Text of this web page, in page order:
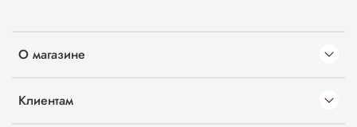
О магазине
Клиентам